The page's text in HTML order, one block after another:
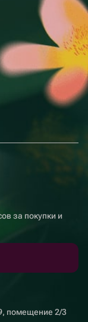
за покупки и
помещение 2/3